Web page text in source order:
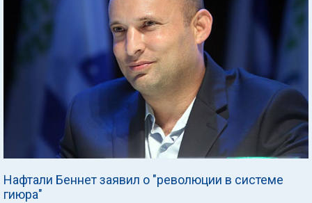
Нафтали Беннет заявил о "революции в системе
гиюра"